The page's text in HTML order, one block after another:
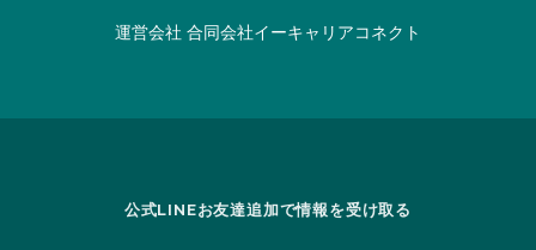
運営会社 合同会社イーキャリアコネクト
公式LINEお友達追加で情報を受け取る